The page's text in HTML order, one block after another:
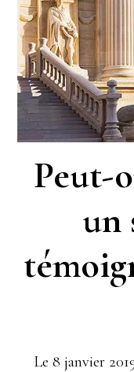
Peut-
un
Le 8 janvier